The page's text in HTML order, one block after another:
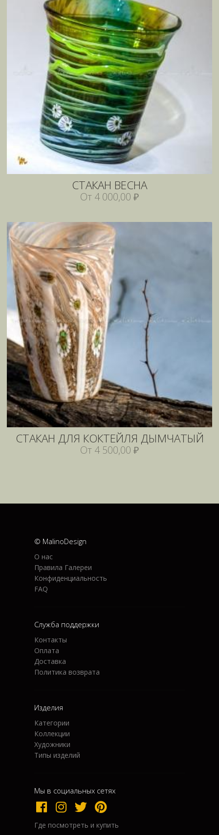
СТАКАН ВЕСНА
От 4 000,00 ₽
СТАКАН ДЛЯ КОКТЕЙЛЯ ДЫМЧАТЫЙ
От 4 500,00 ₽
© MalinoDesign
О нас
Правила Галереи
Конфиденциальность
FAQ
Служба поддержки
Контакты
Оплата
Доставка
Политика возврата
Изделия
Категории
Коллекции
Художники
Типы изделий
Мы в социальных сетях
Где посмотреть и купить